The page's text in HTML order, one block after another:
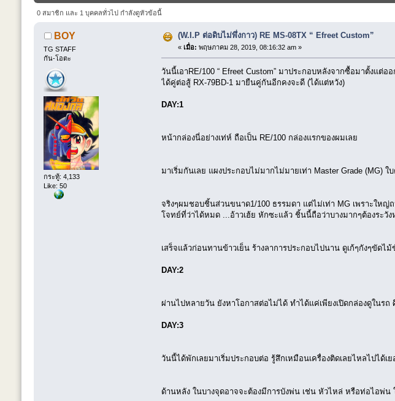
0 สมาชิก และ 1 บุคคลทั่วไป กำลังดูหัวข้อนี้
BOY
TG STAFF
กัน-โอตะ
กระทู้: 4,133
Like: 50
(W.I.P ต่อดิบไม่พึ่งกาว) RE MS-08TX “ Efreet Custom”
«เมื่อ: พฤษภาคม 28, 2019, 08:16:32 am »
วันนี้เอาRE/100 “ Efreet Custom” มาประกอบหลังจากซื้อมาตั้งแต่
ได้คู่ต่อสู้ RX-79BD-1 มายืนคู่กันอีกคงจะดี (ได้แต่หวัง)
DAY:1
หน้ากล่องนี่อย่างเท่ห์ ถือเป็น RE/100 กล่องแรกของผมเลย
มาเริ่มกันเลย แผงประกอบไม่มากไม่มายเท่า Master Grade (MG)
จริงๆผมชอบชิ้นส่วนขนาด1/100 ธรรมดา แต่ไม่เท่า MG เพราะให
โจทย์ที่ว่าได้หมด ...อ้าวเฮ้ย หักซะแล้ว ชิ้นนี้ถือว่าบางมากๆต้องระวั
เสร็จแล้วก่อนทานข้าวเย็น ร้างลาการประกอบไปนาน ดูเก้ๆกังๆขัดไ
DAY:2
ผ่านไปหลายวัน ยังหาโอกาสต่อไม่ได้ ทำได้แค่เพียงเปิดกล่องดูในรถ
DAY:3
วันนี้ได้พักเลยมาเริ่มประกอบต่อ รู้สึกเหมือนเครื่องติดเลยไหลไปได้เ
ด้านหลัง ในบางจุดอาจจะต้องมีการบังพ่น เช่น หัวไหล่ หรือท่อไอพ่